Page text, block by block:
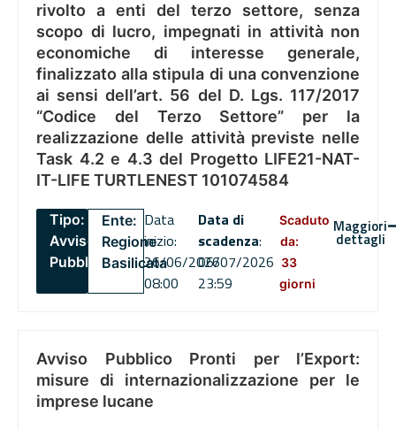
rivolto a enti del terzo settore, senza
scopo di lucro, impegnati in attività non
economiche di interesse generale,
finalizzato alla stipula di una convenzione
ai sensi dell’art. 56 del D. Lgs. 117/2017
“Codice del Terzo Settore” per la
realizzazione delle attività previste nelle
Task 4.2 e 4.3 del Progetto LIFE21-NAT-
IT-LIFE TURTLENEST 101074584
Tipo:
Avviso
Pubblico
Ente:
Regione
Basilicata
Data
inizio:
26/06/2026
08:00
Data di
scadenza:
06/07/2026
23:59
Scaduto
da:
33
giorni
Maggiori
dettagli
Avviso Pubblico Pronti per l’Export:
misure di internazionalizzazione per le
imprese lucane